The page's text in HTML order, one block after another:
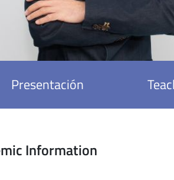
Presentación
Information